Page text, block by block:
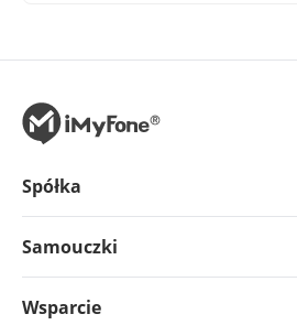
Spółka
Samouczki
Wsparcie